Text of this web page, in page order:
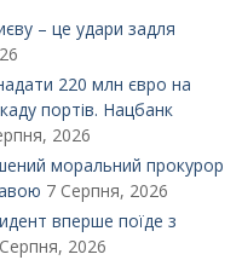
– це удари задля
220 млн євро на
портів. Нацбанк
2026
моральний прокурор
7 Серпня, 2026
вперше поїде з
2026